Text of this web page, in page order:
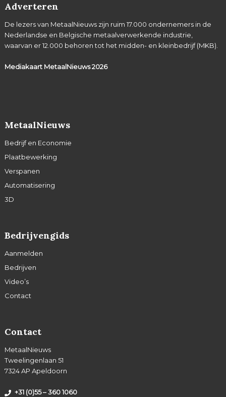
Adverteren
De lezers van MetaalNieuws zijn ruim 17.000 ondernemers in de
Nederlandse en Belgische metaalverwerkende industrie,
waarvan er 12.000 behoren tot het midden- en kleinbedrijf (MKB).
Mediakaart MetaalNieuws2026
MetaalNieuws
Bedrijf en Economie
Plaatbewerking
Verspanen
Automatisering
3D
Bedrijvengids
Aanmelden
Bedrijven
Video’s
Contact
Contact
MetaalNieuws
Tweelingenlaan 51
7324 AP Apeldoorn
+31 (0)55 – 360 1060